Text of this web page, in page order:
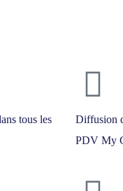
tous les
Diffusion
PDV My